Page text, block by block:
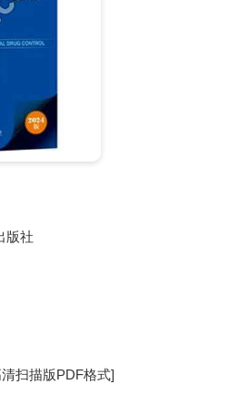
版社
扫描版PDF格式]